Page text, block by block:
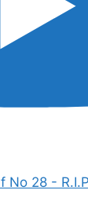
No 28 -